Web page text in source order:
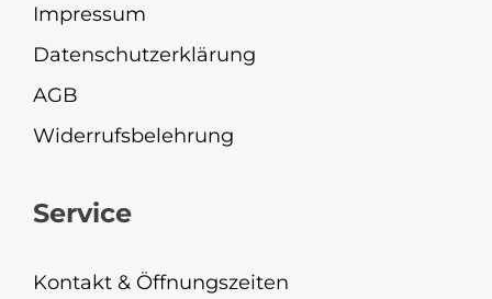
Impressum
Datenschutzerklärung
AGB
Widerrufsbelehrung
Service
Kontakt & Öffnungszeiten